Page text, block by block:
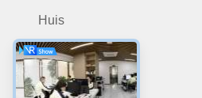
Huis
Ongeveer Ons
Producten